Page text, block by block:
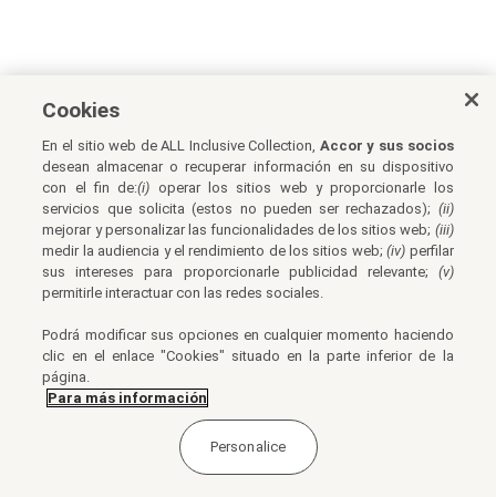
Cookies
En el sitio web de ALL Inclusive Collection, Accor y sus socios
desean almacenar o recuperar información en su dispositivo
con el fin de:(i) operar los sitios web y proporcionarle los
servicios que solicita (estos no pueden ser rechazados); (ii)
mejorar y personalizar las funcionalidades de los sitios web; (iii)
medir la audiencia y el rendimiento de los sitios web;(iv) perfilar
sus intereses para proporcionarle publicidad relevante; (v)
permitirle interactuar con las redes sociales.
Podrá modificar sus opciones en cualquier momento haciendo
clic en el enlace "Cookies" situado en la parte inferior de la
página.
Para más información
Personalice